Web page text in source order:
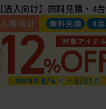
人向け】無料見積・4